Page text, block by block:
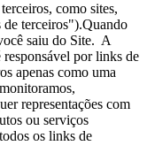
como sites,
terceiros").Quando
saiu do Site. A
por links de
apenas como uma
representações com
ou serviços
os links de